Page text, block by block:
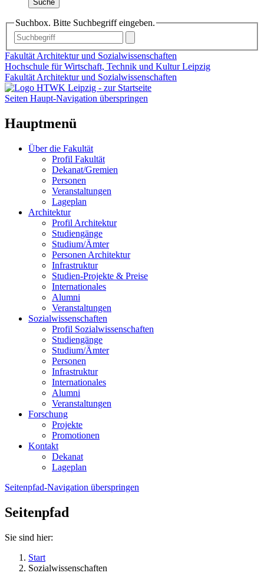
Suche
Suchbox. Bitte Suchbegriff eingeben.
Fakultät Architektur und Sozialwissenschaften
Hochschule für Wirtschaft, Technik und Kultur Leipzig
Fakultät Architektur und Sozialwissenschaften
Seiten Haupt-Navigation überspringen
Hauptmenü
Über die Fakultät
Profil Fakultät
Dekanat/Gremien
Personen
Veranstaltungen
Lageplan
Architektur
Profil Architektur
Studiengänge
Studium/Ämter
Personen Architektur
Infrastruktur
Studien-Projekte & Preise
Internationales
Alumni
Veranstaltungen
Sozialwissenschaften
Profil Sozialwissenschaften
Studiengänge
Studium/Ämter
Personen
Infrastruktur
Internationales
Alumni
Veranstaltungen
Forschung
Projekte
Promotionen
Kontakt
Dekanat
Lageplan
Seitenpfad-Navigation überspringen
Seitenpfad
Sie sind hier:
Start
Sozialwissenschaften